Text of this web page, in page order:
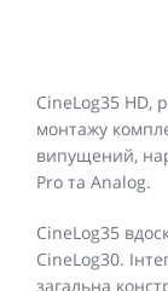
CineLog35 HD,
монтажу
випущений,
Pro та Analog.
CineLog35
CineLog30.
загальна